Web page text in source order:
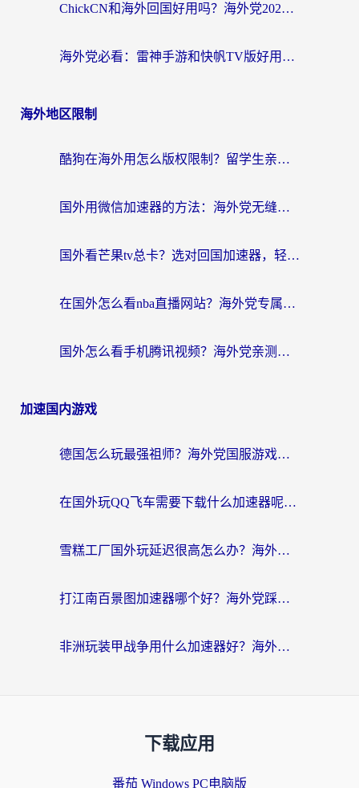
ChickCN和海外回国好用吗？海外党2026亲测：从手游到影音，选对加速器的3个关键
海外党必看：雷神手游和快帆TV版好用吗？3步选对回国加速器不踩坑
海外地区限制
酷狗在海外用怎么版权限制？留学生亲测：3步解决听国内音乐难题
国外用微信加速器的方法：海外党无缝连接国内生活的实用指南
国外看芒果tv总卡？选对回国加速器，轻松追《浪姐》不费劲
在国外怎么看nba直播网站？海外党专属体育观赛指南，告别地区限制！
国外怎么看手机腾讯视频？海外党亲测有效的追剧加速器选择指南
加速国内游戏
德国怎么玩最强祖师？海外党国服游戏加速器选择全攻略（附宝可梦Online实测）
在国外玩QQ飞车需要下载什么加速器呢？海外党亲测有效的国服游戏加速指南
雪糕工厂国外玩延迟很高怎么办？海外玩家国服游戏加速终极攻略（附实测推荐）
打江南百景图加速器哪个好？海外党踩坑N次后，终于找到不卡的秘诀
非洲玩装甲战争用什么加速器好？海外党亲测有效的国服游戏加速方案
下载应用
番茄 Windows PC电脑版